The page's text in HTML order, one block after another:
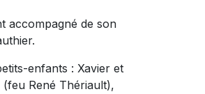
accompagné de son
enfants : Xavier et
René Thériault),